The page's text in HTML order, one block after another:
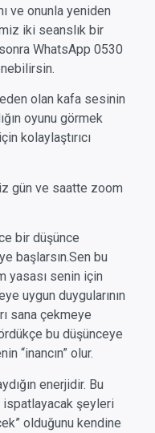
ve onunla yeniden
iki seanslık bir
WhatsApp 0530
olan kafa sesinin
oyunu görmek
kolaylaştırıcı
gün ve saatte zoom
bir düşünce
başlarsın.Sen bu
yasası senin için
uygun duygularının
sana çekmeye
bu düşünceye
“inancın” olur.
enerjidir. Bu
ispatlayacak şeyleri
olduğunu kendine